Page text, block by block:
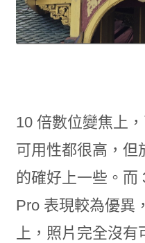
10 倍數位變焦上
可用性都很高，但
的確好上一些。而
Pro 表現較為優異
上，照片完全沒